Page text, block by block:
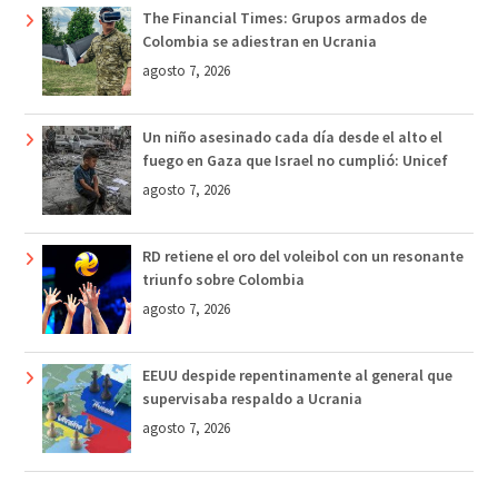
The Financial Times: Grupos armados de
Colombia se adiestran en Ucrania
agosto 7, 2026
Un niño asesinado cada día desde el alto el
fuego en Gaza que Israel no cumplió: Unicef
agosto 7, 2026
RD retiene el oro del voleibol con un resonante
triunfo sobre Colombia
agosto 7, 2026
EEUU despide repentinamente al general que
supervisaba respaldo a Ucrania
agosto 7, 2026